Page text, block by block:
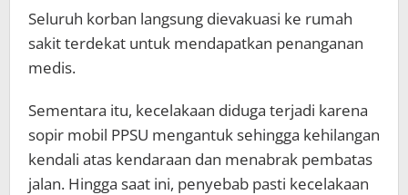
Seluruh korban langsung dievakuasi ke rumah
sakit terdekat untuk mendapatkan penanganan
medis.
Sementara itu, kecelakaan diduga terjadi karena
sopir mobil PPSU mengantuk sehingga kehilangan
kendali atas kendaraan dan menabrak pembatas
jalan. Hingga saat ini, penyebab pasti kecelakaan